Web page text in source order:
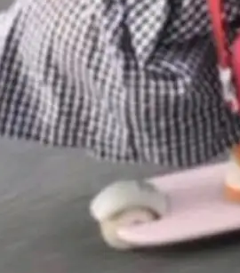
对数据安全要求较...
被充分利用，以及持
。 深信服AI算力网关
Token治理和成本治
份算力都看得清、管
全！ 一、从现在开
京ICP备2025119063号